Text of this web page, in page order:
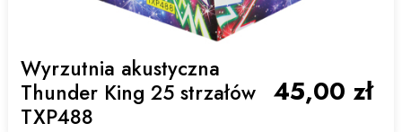
Wyrzutnia akustyczna
Thunder King 25 strzałów
TXP488
45,00 zł